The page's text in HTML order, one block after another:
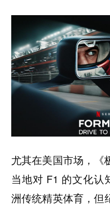
尤其在美国市场，《
当地对 F1 的文化认
洲传统精英体育，但